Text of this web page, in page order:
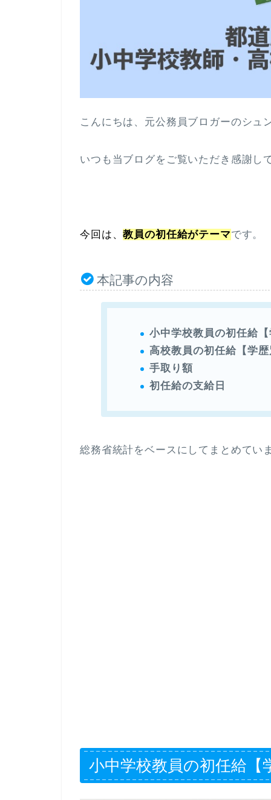
こんにちは、元公務員ブロガーのシュ
いつも当ブログをご覧いただき感謝し
今回は、教員の初任給がテーマです。
本記事の内容
小中学校教員の初任給
高校教員の初任給【学
手取り額
初任給の支給日
総務省統計をベースにしてまとめてい
小中学校教員の初任給【